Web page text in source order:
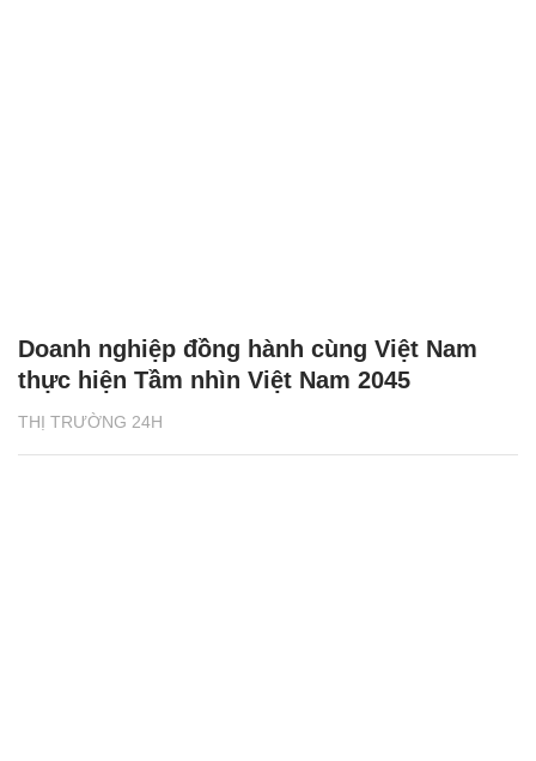
THỊ TRƯỜNG 24H
Doanh nghiệp đồng hành cùng Việt Nam
thực hiện Tầm nhìn Việt Nam 2045